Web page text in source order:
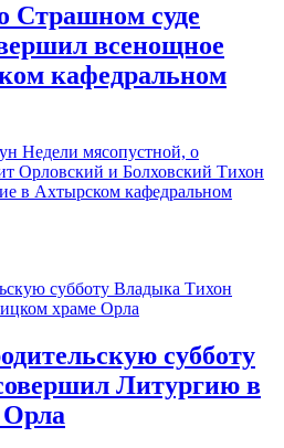
Страшном суде
всенощное
кафедральном
Недели мясопустной, о
Орловский и Болховский Тихон
в Ахтырском кафедральном
субботу
Литургию в